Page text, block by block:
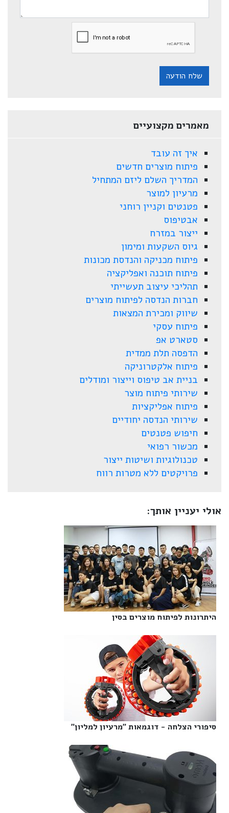
שלח הודעה
מאמרים מקצועיים
איך זה עובד
פיתוח מוצרים חדשים
המדריך השלם ליזם המתחיל
מרעיון למוצר
פטנטים וקניין רוחני
אבטיפוס
ייצור במזרח
גיוס השקעות ומימון
פיתוח מכניקה והנדסת מכונות
פיתוח תוכנה ואפליקציה
תהליכי עיצוב תעשייתי
חברות הנדסה לפיתוח מוצרים
שיווק ומכירת המצאות
פיתוח עסקי
סטארט אפ
הדפסה תלת ממדית
פיתוח אלקטרוניקה
בניית אב טיפוס וייצור ומודלים
שירותי פיתוח מוצר
פיתוח אפליקציות
שירותי הנדסה יחודיים
חיפוש פטנטים
מכשור רפואי
טכנולוגיות ושיטות ייצור
פרויקטים ללא מטרות רווח
אולי יעניין אותך:
היתרונות לפיתוח מוצרים בסין‎
סיפורי הצלחה - דוגמאות "מרעיון למליון"‎